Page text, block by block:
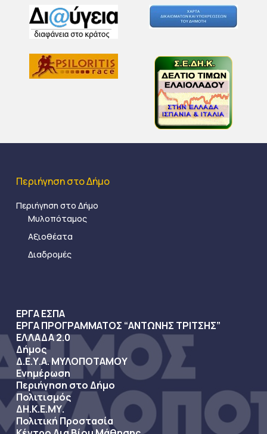
Περιήγηση στο Δήμο
Περιήγηση στο Δήμο
Μυλοπόταμος
Αξιοθέατα
Διαδρομές
ΕΡΓΑ ΕΣΠΑ
ΕΡΓΑ ΠΡΟΓΡΑΜΜΑΤΟΣ “ΑΝΤΩΝΗΣ ΤΡΙΤΣΗΣ”
ΕΛΛΑΔΑ 2.0
Δήμος
Δ.Ε.Υ.Α. ΜΥΛΟΠΟΤΑΜΟΥ
Ενημέρωση
Περιήγηση στο Δήμο
Πολιτισμός
ΔΗ.Κ.Ε.ΜΥ.
Πολιτική Προστασία